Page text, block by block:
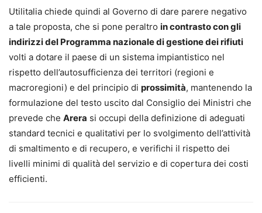
Utilitalia chiede quindi al Governo di dare parere negativo
a tale proposta, che si pone peraltro in contrasto con gli
indirizzi del Programma nazionale di gestione dei rifiuti
volti a dotare il paese di un sistema impiantistico nel
rispetto dell’autosufficienza dei territori (regioni e
macroregioni) e del principio di prossimità, mantenendo la
formulazione del testo uscito dal Consiglio dei Ministri che
prevede che Arera si occupi della definizione di adeguati
standard tecnici e qualitativi per lo svolgimento dell’attività
di smaltimento e di recupero, e verifichi il rispetto dei
livelli minimi di qualità del servizio e di copertura dei costi
efficienti.